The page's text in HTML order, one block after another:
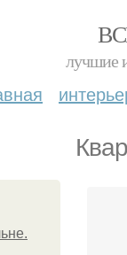
лучшие